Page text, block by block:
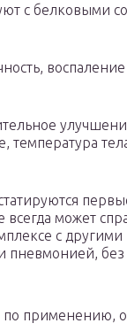
с белковыми
температура
может
с
без
применению,